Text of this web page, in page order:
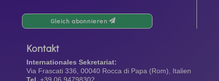
Gleich abonnieren
Kontakt
Internationales Sekretariat:
Via Frascati 336, 00040 Rocca di Papa (Rom), Italien
Tel. +39 06 94798302